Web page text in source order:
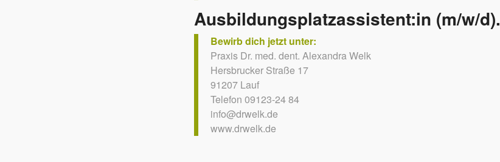
Ausbildungsplatzassistent:in (m/w/d).
Bewirb dich jetzt unter:
Praxis Dr. med. dent. Alexandra Welk
Hersbrucker Straße 17
91207 Lauf
Telefon 09123-24 84
info@drwelk.de
www.drwelk.de